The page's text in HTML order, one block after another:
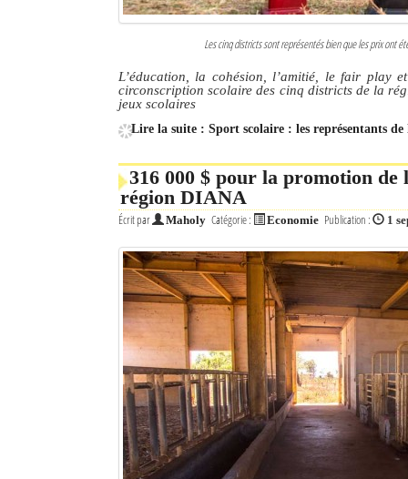
Les cinq districts sont représentés bien que les prix ont
L’éducation, la cohésion, l’amitié, le fair play
circonscription scolaire des cinq districts de la
jeux scolaires
Lire la suite : Sport scolaire : les représentants de
316 000 $ pour la promotion
région DIANA
Écrit par Maholy Catégorie : Economie Publication : 1